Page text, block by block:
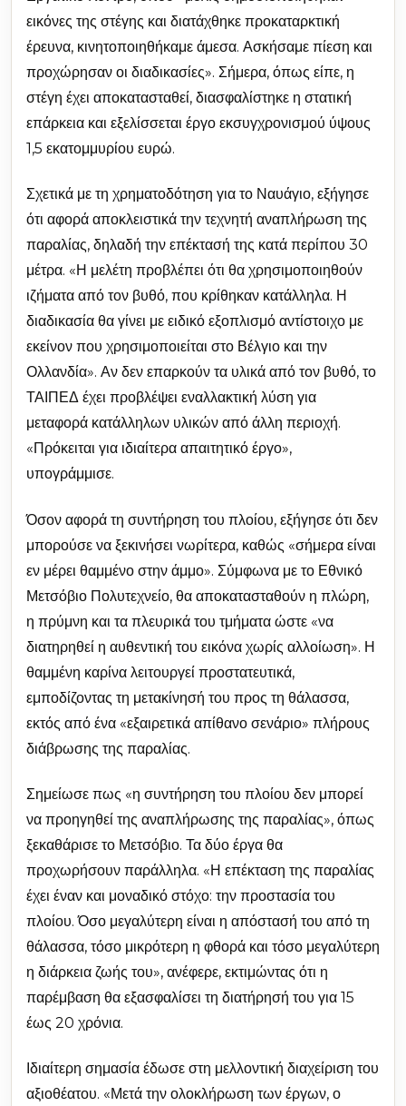
εικόνες της στέγης και διατάχθηκε προκαταρκτική
έρευνα, κινητοποιηθήκαμε άμεσα. Ασκήσαμε πίεση και
προχώρησαν οι διαδικασίες». Σήμερα, όπως είπε, η
στέγη έχει αποκατασταθεί, διασφαλίστηκε η στατική
επάρκεια και εξελίσσεται έργο εκσυγχρονισμού ύψους
1,5 εκατομμυρίου ευρώ.
Σχετικά με τη χρηματοδότηση για το Ναυάγιο, εξήγησε
ότι αφορά αποκλειστικά την τεχνητή αναπλήρωση της
παραλίας, δηλαδή την επέκτασή της κατά περίπου 30
μέτρα. «Η μελέτη προβλέπει ότι θα χρησιμοποιηθούν
ιζήματα από τον βυθό, που κρίθηκαν κατάλληλα. Η
διαδικασία θα γίνει με ειδικό εξοπλισμό αντίστοιχο με
εκείνον που χρησιμοποιείται στο Βέλγιο και την
Ολλανδία». Αν δεν επαρκούν τα υλικά από τον βυθό, το
ΤΑΙΠΕΔ έχει προβλέψει εναλλακτική λύση για
μεταφορά κατάλληλων υλικών από άλλη περιοχή.
«Πρόκειται για ιδιαίτερα απαιτητικό έργο»,
υπογράμμισε.
Όσον αφορά τη συντήρηση του πλοίου, εξήγησε ότι δεν
μπορούσε να ξεκινήσει νωρίτερα, καθώς «σήμερα είναι
εν μέρει θαμμένο στην άμμο». Σύμφωνα με το Εθνικό
Μετσόβιο Πολυτεχνείο, θα αποκατασταθούν η πλώρη,
η πρύμνη και τα πλευρικά του τμήματα ώστε «να
διατηρηθεί η αυθεντική του εικόνα χωρίς αλλοίωση». Η
θαμμένη καρίνα λειτουργεί προστατευτικά,
εμποδίζοντας τη μετακίνησή του προς τη θάλασσα,
εκτός από ένα «εξαιρετικά απίθανο σενάριο» πλήρους
διάβρωσης της παραλίας.
Σημείωσε πως «η συντήρηση του πλοίου δεν μπορεί
να προηγηθεί της αναπλήρωσης της παραλίας», όπως
ξεκαθάρισε το Μετσόβιο. Τα δύο έργα θα
προχωρήσουν παράλληλα. «Η επέκταση της παραλίας
έχει έναν και μοναδικό στόχο: την προστασία του
πλοίου. Όσο μεγαλύτερη είναι η απόστασή του από τη
θάλασσα, τόσο μικρότερη η φθορά και τόσο μεγαλύτερη
η διάρκεια ζωής του», ανέφερε, εκτιμώντας ότι η
παρέμβαση θα εξασφαλίσει τη διατήρησή του για 15
έως 20 χρόνια.
Ιδιαίτερη σημασία έδωσε στη μελλοντική διαχείριση του
αξιοθέατου. «Μετά την ολοκλήρωση των έργων, ο